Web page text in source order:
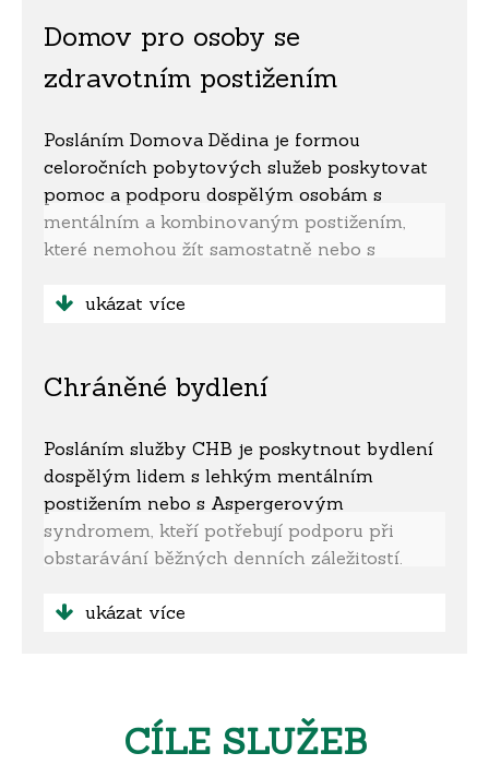
• osoby vyžadující celodenní dohled
Žadatel o službu může být odmítnut
z důvodu naplněné kapacity chráněného
zařízení neposkytuje.
Domov pro osoby se
zdravotním postižením
Posláním Domova Dědina je formou
celoročních pobytových služeb poskytovat
pomoc a podporu dospělým osobám s
mentálním a kombinovaným postižením,
které nemohou žít samostatně nebo s
přirozeném bydlišti tak, aby uživatelé služeb
samostatnosti a aby se co nejvíce začlenili
ukázat více
Chráněné bydlení
Posláním služby CHB je poskytnout bydlení
dospělým lidem s lehkým mentálním
postižením nebo s Aspergerovým
syndromem, kteří potřebují podporu při
obstarávání běžných denních záležitostí.
s každým uživatelem služby v takovém
ukázat více
CÍLE SLUŽEB